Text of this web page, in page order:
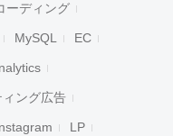
ーディング
MySQL EC
ィング広告
LP